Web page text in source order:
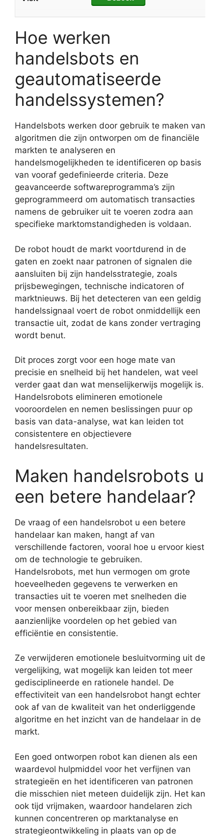
Hoe werken
handelsbots en
geautomatiseerde
handelssystemen?
Handelsbots werken door gebruik te maken van
algoritmen die zijn ontworpen om de financiële
markten te analyseren en
handelsmogelijkheden te identificeren op basis
van vooraf gedefinieerde criteria. Deze
geavanceerde softwareprogramma’s zijn
geprogrammeerd om automatisch transacties
namens de gebruiker uit te voeren zodra aan
specifieke marktomstandigheden is voldaan.
De robot houdt de markt voortdurend in de
gaten en zoekt naar patronen of signalen die
aansluiten bij zijn handelsstrategie, zoals
prijsbewegingen, technische indicatoren of
marktnieuws. Bij het detecteren van een geldig
handelssignaal voert de robot onmiddellijk een
transactie uit, zodat de kans zonder vertraging
wordt benut.
Dit proces zorgt voor een hoge mate van
precisie en snelheid bij het handelen, wat veel
verder gaat dan wat menselijkerwijs mogelijk is.
Handelsrobots elimineren emotionele
vooroordelen en nemen beslissingen puur op
basis van data-analyse, wat kan leiden tot
consistentere en objectievere
handelsresultaten.
Maken handelsrobots u
een betere handelaar?
De vraag of een handelsrobot u een betere
handelaar kan maken, hangt af van
verschillende factoren, vooral hoe u ervoor kiest
om de technologie te gebruiken.
Handelsrobots, met hun vermogen om grote
hoeveelheden gegevens te verwerken en
transacties uit te voeren met snelheden die
voor mensen onbereikbaar zijn, bieden
aanzienlijke voordelen op het gebied van
efficiëntie en consistentie.
Ze verwijderen emotionele besluitvorming uit de
vergelijking, wat mogelijk kan leiden tot meer
gedisciplineerde en rationele handel. De
effectiviteit van een handelsrobot hangt echter
ook af van de kwaliteit van het onderliggende
algoritme en het inzicht van de handelaar in de
markt.
Een goed ontworpen robot kan dienen als een
waardevol hulpmiddel voor het verfijnen van
strategieën en het identificeren van patronen
die misschien niet meteen duidelijk zijn. Het kan
ook tijd vrijmaken, waardoor handelaren zich
kunnen concentreren op marktanalyse en
strategieontwikkeling in plaats van op de